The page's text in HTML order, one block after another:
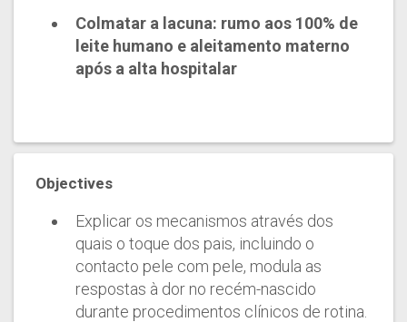
Colmatar a lacuna: rumo aos 100% de
leite humano e aleitamento materno
após a alta hospitalar
Objectives
Explicar os mecanismos através dos
quais o toque dos pais, incluindo o
contacto pele com pele, modula as
respostas à dor no recém-nascido
durante procedimentos clínicos de rotina.